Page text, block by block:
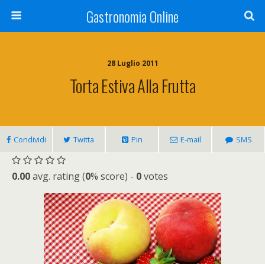
Gastronomia Online
28 Luglio 2011
Torta Estiva Alla Frutta
Condividi Twitta Pin E-mail SMS
0.00avg. rating (0% score) - 0votes